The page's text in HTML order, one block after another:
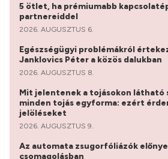
5 ötlet, ha prémiumabb
partnereiddel
2026. AUGUSZTUS 6.
Egészségügyi problémákról
Janklovics Péter a közös dalukban
2026. AUGUSZTUS 8.
Mit jelentenek a tojásokon látható
minden tojás egyforma: ezért
jelöléseket
2026. AUGUSZTUS 9.
Az automata zsugorfóliázók
csomagolásban